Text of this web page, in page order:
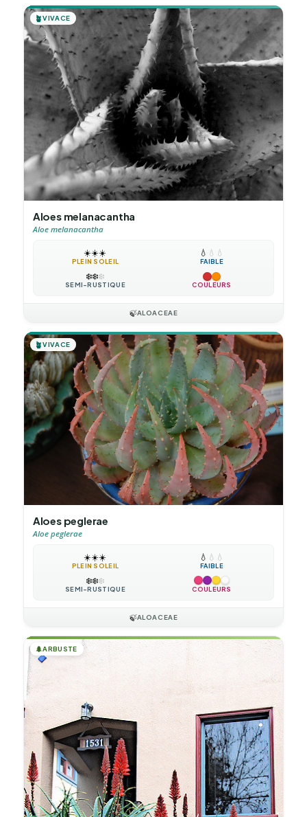
🪴VIVACE
Aloes melanacantha
Aloe melanacantha
☀️☀️☀️
PLEIN SOLEIL
💧 💧 💧
FAIBLE
❄️❄️❄️
SEMI-RUSTIQUE COULEURS
🍃ALOACEAE
🪴VIVACE
Aloes peglerae
Aloe peglerae
☀️☀️☀️
PLEIN SOLEIL
💧 💧 💧
FAIBLE
❄️❄️❄️
SEMI-RUSTIQUE COULEURS
🍃ALOACEAE
🌲ARBUSTE